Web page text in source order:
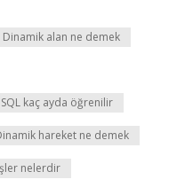
Dinamik alan ne demek
SQL kaç ayda öğrenilir
hareket ne demek
nelerdir